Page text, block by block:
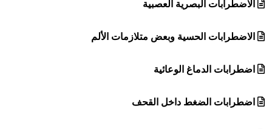
الاضطرابات البصرية العصبية
الاضطرابات الحسية وبعض متلازمات الألم
اضطرابات الدماغ الوعائية
اضطرابات الضغط داخل القحف